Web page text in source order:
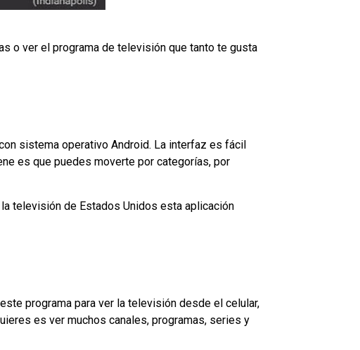
o ver el programa de televisión que tanto te gusta
sistema operativo Android. La interfaz es fácil
es que puedes moverte por categorías, por
televisión de Estados Unidos esta aplicación
programa para ver la televisión desde el celular,
es ver muchos canales, programas, series y